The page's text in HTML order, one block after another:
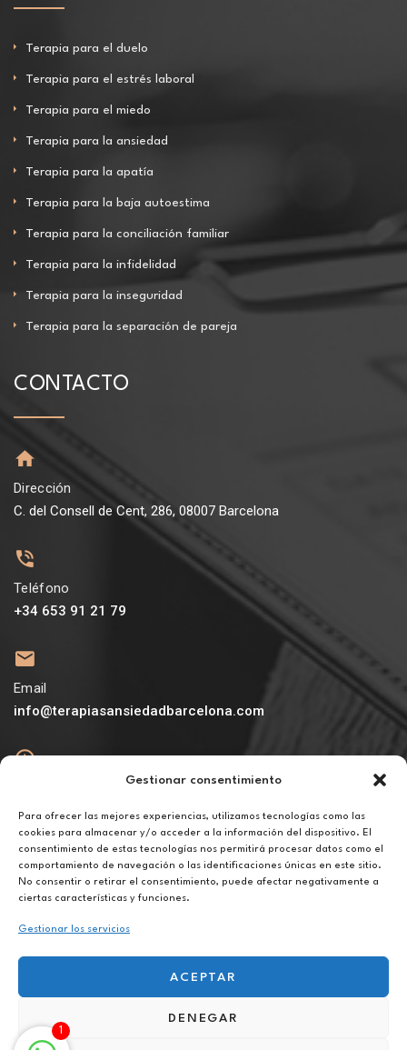
Gestionar consentimiento
Para ofrecer las mejores experiencias, utilizamos tecnologías como las
cookies para almacenar y/o acceder a la información del dispositivo. El
consentimiento de estas tecnologías nos permitirá procesar datos como el
comportamiento de navegación o las identificaciones únicas en este sitio.
No consentir o retirar el consentimiento, puede afectar negativamente a
ciertas características y funciones.
Gestionar los servicios
ACEPTAR
DENEGAR
Terapia para el duelo
Terapia para el estrés laboral
Terapia para el miedo
Terapia para la ansiedad
Terapia para la apatía
Terapia para la baja autoestima
Terapia para la conciliación familiar
Terapia para la infidelidad
Terapia para la inseguridad
Terapia para la separación de pareja
CONTACTO
Dirección
C. del Consell de Cent, 286, 08007 Barcelona
Teléfono
+34 653 91 21 79
Email
info@terapiasansiedadbarcelona.com
De lunes a viernes de 10h a 20h
Aviso legal
Política de privacidad
Política de cookies
Terapia para la separación de pareja en Salt
1